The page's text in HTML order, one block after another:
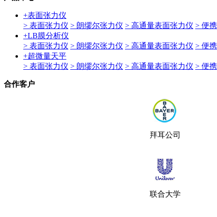
+表面张力仪
> 表面张力仪 > 朗缪尔张力仪 > 高通量表面张力仪 > 便
+LB膜分析仪
> 表面张力仪 > 朗缪尔张力仪 > 高通量表面张力仪 > 便
+超微量天平
> 表面张力仪 > 朗缪尔张力仪 > 高通量表面张力仪 > 便
合作客户
拜耳公司
联合大学